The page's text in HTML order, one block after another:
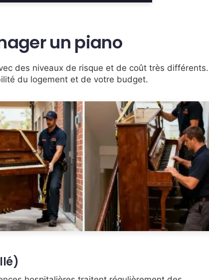
un piano
des niveaux de risque et de coût très différents.
du logement et de votre budget.